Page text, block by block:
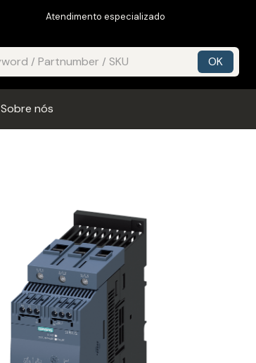
Atendimento especializado
Sobre nós